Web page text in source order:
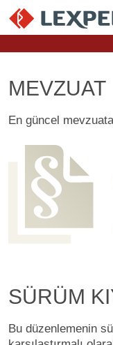
MEVZUAT
En güncel
SÜRÜM
Bu düzenlemenin